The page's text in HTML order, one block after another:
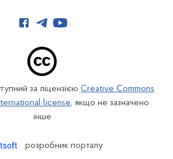
за ліцензією Creative Commons
license, якщо не зазначено
інше
розробник порталу